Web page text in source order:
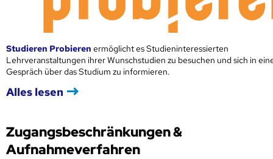
Studieren Probieren ermöglicht es Studieninteressierten
Lehrveranstaltungen ihrer Wunschstudien zu besuchen und sich in
Gespräch über das Studium zu informieren.
Alles lesen
Zugangsbeschränkungen &
Aufnahmeverfahren